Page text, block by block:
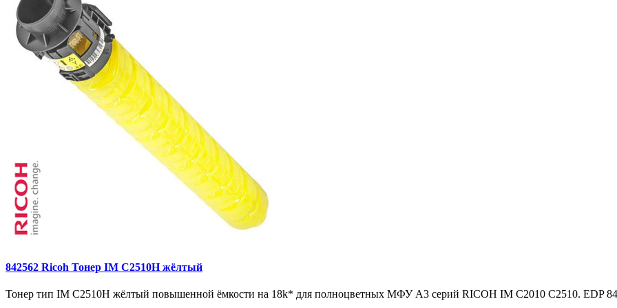
842562 Ricoh Тонер IM C2510H жёлтый
Тонер тип IM C2510H жёлтый повышенной ёмкости на 18k* для полноцветных МФУ A3 серий RICOH IM C2010 C2510. EDP